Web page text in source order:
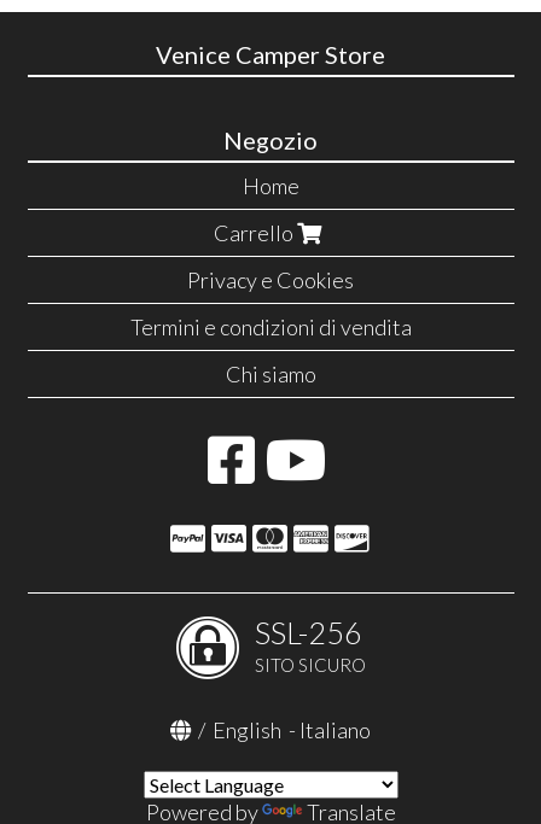
Venice Camper Store
Negozio
Home
Carrello
Privacy e Cookies
Termini e condizioni di vendita
Chi siamo
SSL-256
SITO SICURO
/ English - Italiano
Powered by Translate